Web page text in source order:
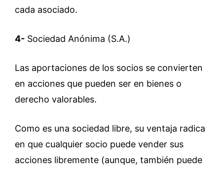
cada asociado.
4- Sociedad Anónima (S.A.)
Las aportaciones de los socios se convierten
en acciones que pueden ser en bienes o
derecho valorables.
Como es una sociedad libre, su ventaja radica
en que cualquier socio puede vender sus
acciones libremente (aunque, también puede